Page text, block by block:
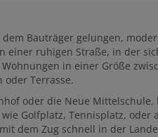
Bauträger gelungen,
einer ruhigen Straße, in der
in einer Größe
oder Terrasse.
oder die Neue Mittelschule,
Golfplatz, Tennisplatz, oder
dem Zug schnell in der